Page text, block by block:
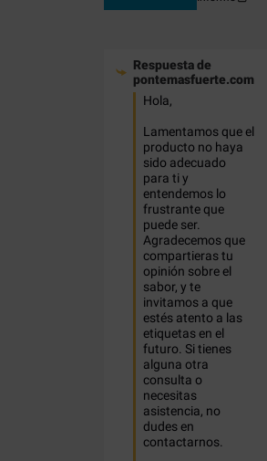
Respuesta de
pontemasfuerte.com
Hola,
Lamentamos que el
producto no haya
sido adecuado
para ti y
entendemos lo
frustrante que
puede ser.
Agradecemos que
compartieras tu
opinión sobre el
sabor, y te
invitamos a que
estés atento a las
etiquetas en el
futuro. Si tienes
alguna otra
consulta o
necesitas
asistencia, no
dudes en
contactarnos.